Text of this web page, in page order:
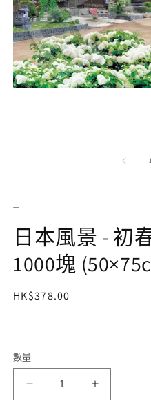
媒
檔
1
1
日本風景 - 初
1000塊
定
HK$378.00
數量